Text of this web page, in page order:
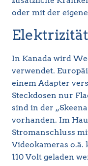
oder mit der
Elektrizität
In Kanada wird
verwendet.
einem Adapter
Steckdosen nur
sind in der
vorhanden. Im
Stromanschluss
Videokameras o.ä.
110 Volt geladen